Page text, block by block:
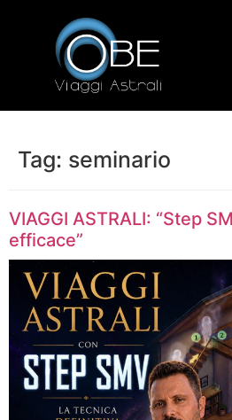
Tag: seminario
VIAGGI ASTRALI: “Step
efficace”